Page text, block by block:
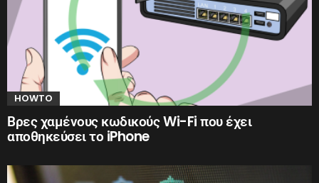
HOWTO
Βρες χαμένους κωδικούς Wi-Fi που έχει
αποθηκεύσει το iPhone